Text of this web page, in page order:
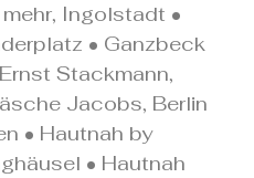
Ingolstadt •
• Ganzbeck
Stackmann,
Jacobs, Berlin
• Hautnah by
• Hautnah